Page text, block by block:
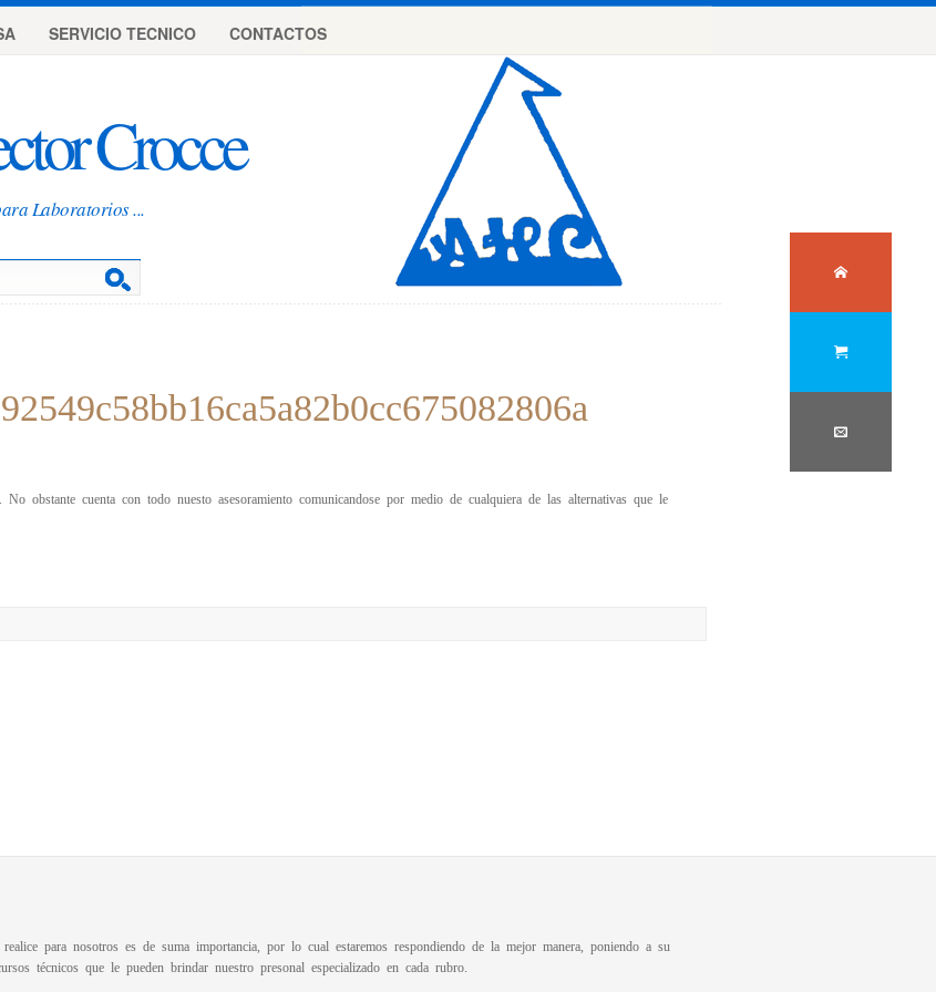
Crocce
Laboratorios ...
SERVICIO TECNICO CONTACTOS
obstante cuenta con todo nuesto asesoramiento comunicandose por medio de cualquiera de las alternativas que le
para nosotros es de suma importancia, por lo cual estaremos respondiendo de la mejor manera, poniendo a su
técnicos que le pueden brindar nuestro presonal especializado en cada rubro.